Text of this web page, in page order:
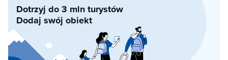
Dotrzyj do 3 mln turystów
Dodaj swój obiekt